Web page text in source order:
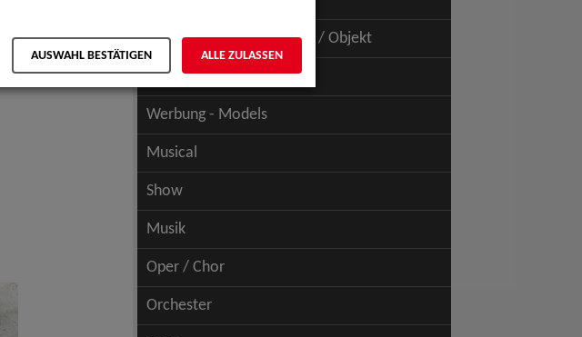
Schauspiel - Figur / Puppe / Objekt
Werbung - Talents
Werbung - Models
Musical
Show
Musik
Oper / Chor
Orchester
AUSWAHL BESTÄTIGEN ALLE ZULASSEN